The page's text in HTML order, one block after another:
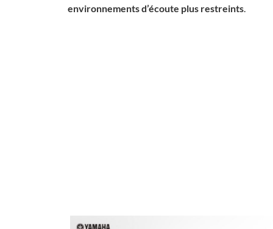
environnements d’écoute plus restreints.